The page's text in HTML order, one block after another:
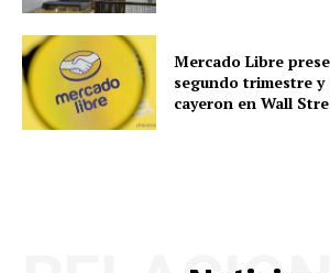
Mercado Libre
segundo trimestre y
cayeron en Wall